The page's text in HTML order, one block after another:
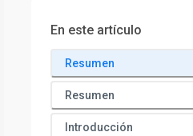
These authors contributed
En este artículo
Resumen
Resumen
Introducción